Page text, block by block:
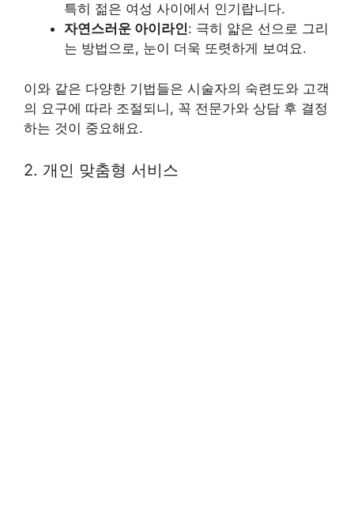
특히 젊은 여성 사이에서 인기랍니다.
자연스러운 아이라인: 극히 얇은 선으로 그리
는 방법으로, 눈이 더욱 또렷하게 보여요.
이와 같은 다양한 기법들은 시술자의 숙련도와 고객
의 요구에 따라 조절되니, 꼭 전문가와 상담 후 결정
하는 것이 중요해요.
2. 개인 맞춤형 서비스